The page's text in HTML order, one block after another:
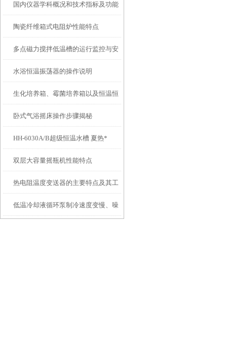
国内仪器学科概况和技术指标及功能
不断提高
陶瓷纤维箱式电阻炉性能特点
多点磁力搅拌低温槽的运行监控与安
全
水浴恒温振荡器的操作说明
生化培养箱、霉菌培养箱以及恒温恒
湿培养箱三者区别
卧式气浴摇床操作步骤揭秘
HH-6030A/B超级恒温水槽 夏热*
双层大容量摇瓶机性能特点
热电阻温度变送器的主要特点及其工
作原理
低温冷却液循环泵制冷速度变慢、噪